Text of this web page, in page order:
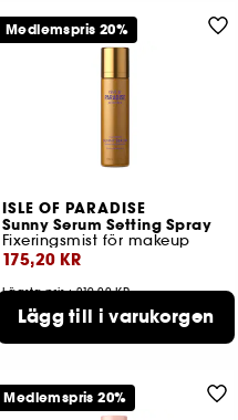
ISLE OF PARADISE
Sunny Serum Setting Spray
Fixeringsmist för makeup
175,20 KR
Lägsta pris : 219,00 KR
2 storlekar tillgängliga
Lägg till i varukorgen
Medlemspris 20%
Medlemspris 20%